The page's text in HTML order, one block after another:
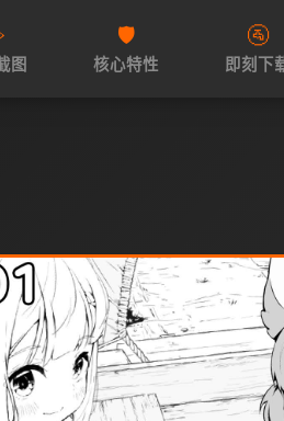
图
🛡️
核心特性
🚰
即刻下